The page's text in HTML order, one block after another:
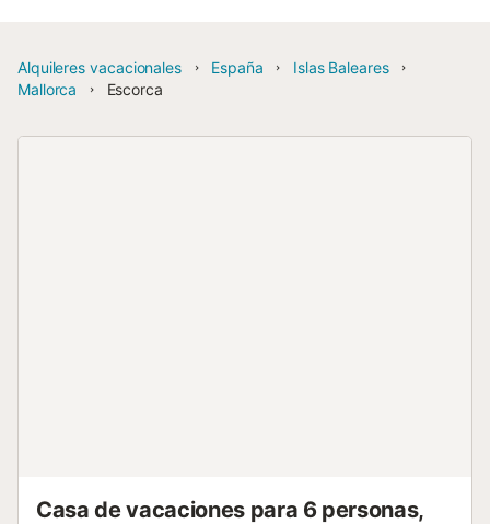
Alquileres vacacionales España
Islas Baleares
Mallorca
Escorca
Casa de vacaciones para 6 personas,